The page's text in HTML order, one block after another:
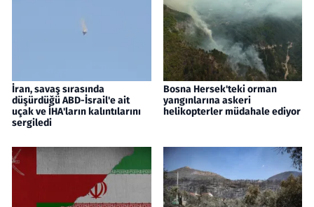
İran, savaş sırasında
düşürdüğü ABD-İsrail'e ait
uçak ve İHA'ların kalıntılarını
sergiledi
Bosna Hersek'teki orman
yangınlarına askeri
helikopterler müdahale ediyor